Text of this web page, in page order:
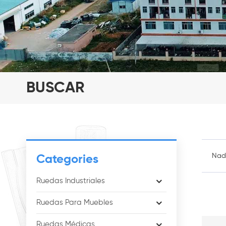
BUSCAR
Categories
Ruedas Industriales
Ruedas Para Muebles
Ruedas Médicas